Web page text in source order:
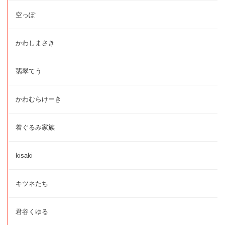
空っぽ
かわしまさき
翡翠てう
かわむらけーき
着ぐるみ家族
kisaki
キツネたち
君谷くゆる